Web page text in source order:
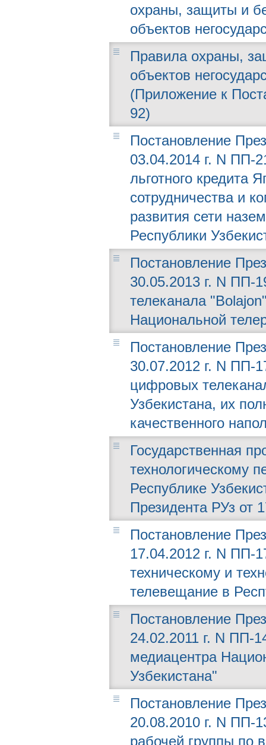
охраны, защиты и
объектов
Правила охраны,
объектов
(Приложение к
92)
Постановление
03.04.2014 г. N ПП-
льготного кредита
сотрудничества и
развития сети
Республики
Постановление
30.05.2013 г. N ПП-
телеканала
Национальной
Постановление
30.07.2012 г. N ПП-
цифровых
Узбекистана, их
качественного
Государственная
технологическому
Республике
Президента РУз от
Постановление
17.04.2012 г. N ПП-
техническому и
телевещание в
Постановление
24.02.2011 г. N ПП-
медиацентра
Узбекистана"
Постановление
20.08.2010 г. N ПП-
рабочей группы по